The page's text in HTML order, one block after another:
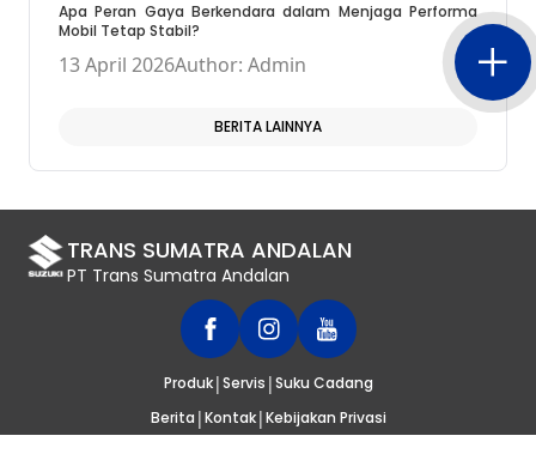
Apa Peran Gaya Berkendara dalam Menjaga Performa
Mobil Tetap Stabil?
13 April 2026Author: Admin
BERITA LAINNYA
TRANS SUMATRA ANDALAN
PT Trans Sumatra Andalan
Produk|Servis |Suku Cadang
Berita |Kontak|Kebijakan Privasi